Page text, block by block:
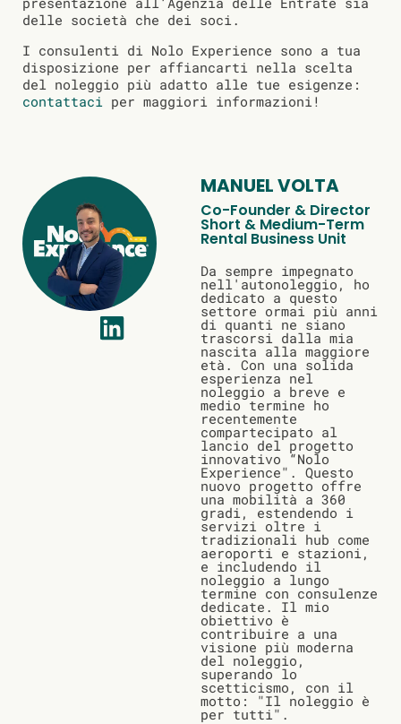
delle società che dei soci.
I consulenti di Nolo Experience sono a tua
disposizione per affiancarti nella scelta
del noleggio più adatto alle tue esigenze:
contattaci per maggiori informazioni!
MANUEL VOLTA
Co-Founder & Director
Short & Medium-Term
Rental Business Unit
Da sempre impegnato
nell'autonoleggio, ho
dedicato a questo
settore ormai più anni
di quanti ne siano
trascorsi dalla mia
nascita alla maggiore
età. Con una solida
esperienza nel
noleggio a breve e
medio termine ho
recentemente
compartecipato al
lancio del progetto
innovativo “Nolo
Experience". Questo
nuovo progetto offre
una mobilità a 360
gradi, estendendo i
servizi oltre i
tradizionali hub come
aeroporti e stazioni,
e includendo il
noleggio a lungo
termine con consulenze
dedicate. Il mio
obiettivo è
contribuire a una
visione più moderna
del noleggio,
superando lo
scetticismo, con il
motto: "Il noleggio è
per tutti".